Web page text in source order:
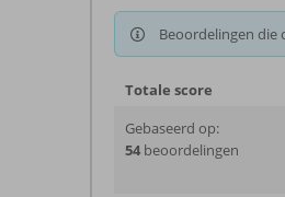
Beoordelingen die
Totale score
Gebaseerd op:
54 beoordelingen